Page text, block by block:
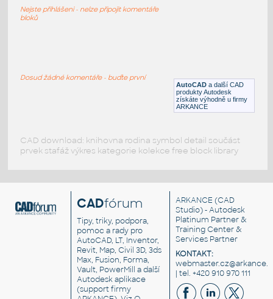
DWG Okna
AutoCAD a další CAD
produkty Autodesk
získáte výhodně u firmy
ARKANCE
Nejste přihlášeni - nelze připojit komentáře
bloků
Dosud žádné komentáře - buďte první
CAD download: knihovna rodina symbol detail součást
prvek stafáž výkres kategorie kolekce free block library
CADfórum
Tipy, triky, podpora,
pomoc a rady pro
AutoCAD, LT, Inventor,
Revit, Map, Civil 3D, 3ds
Max, Fusion, Forma,
Vault, PowerMill a další
Autodesk aplikace
(support firmy
ARKANCE (CAD
Studio) - Autodesk
Platinum Partner &
Training Center &
Services Partner
KONTAKT:
| tel. +420 910 970 111